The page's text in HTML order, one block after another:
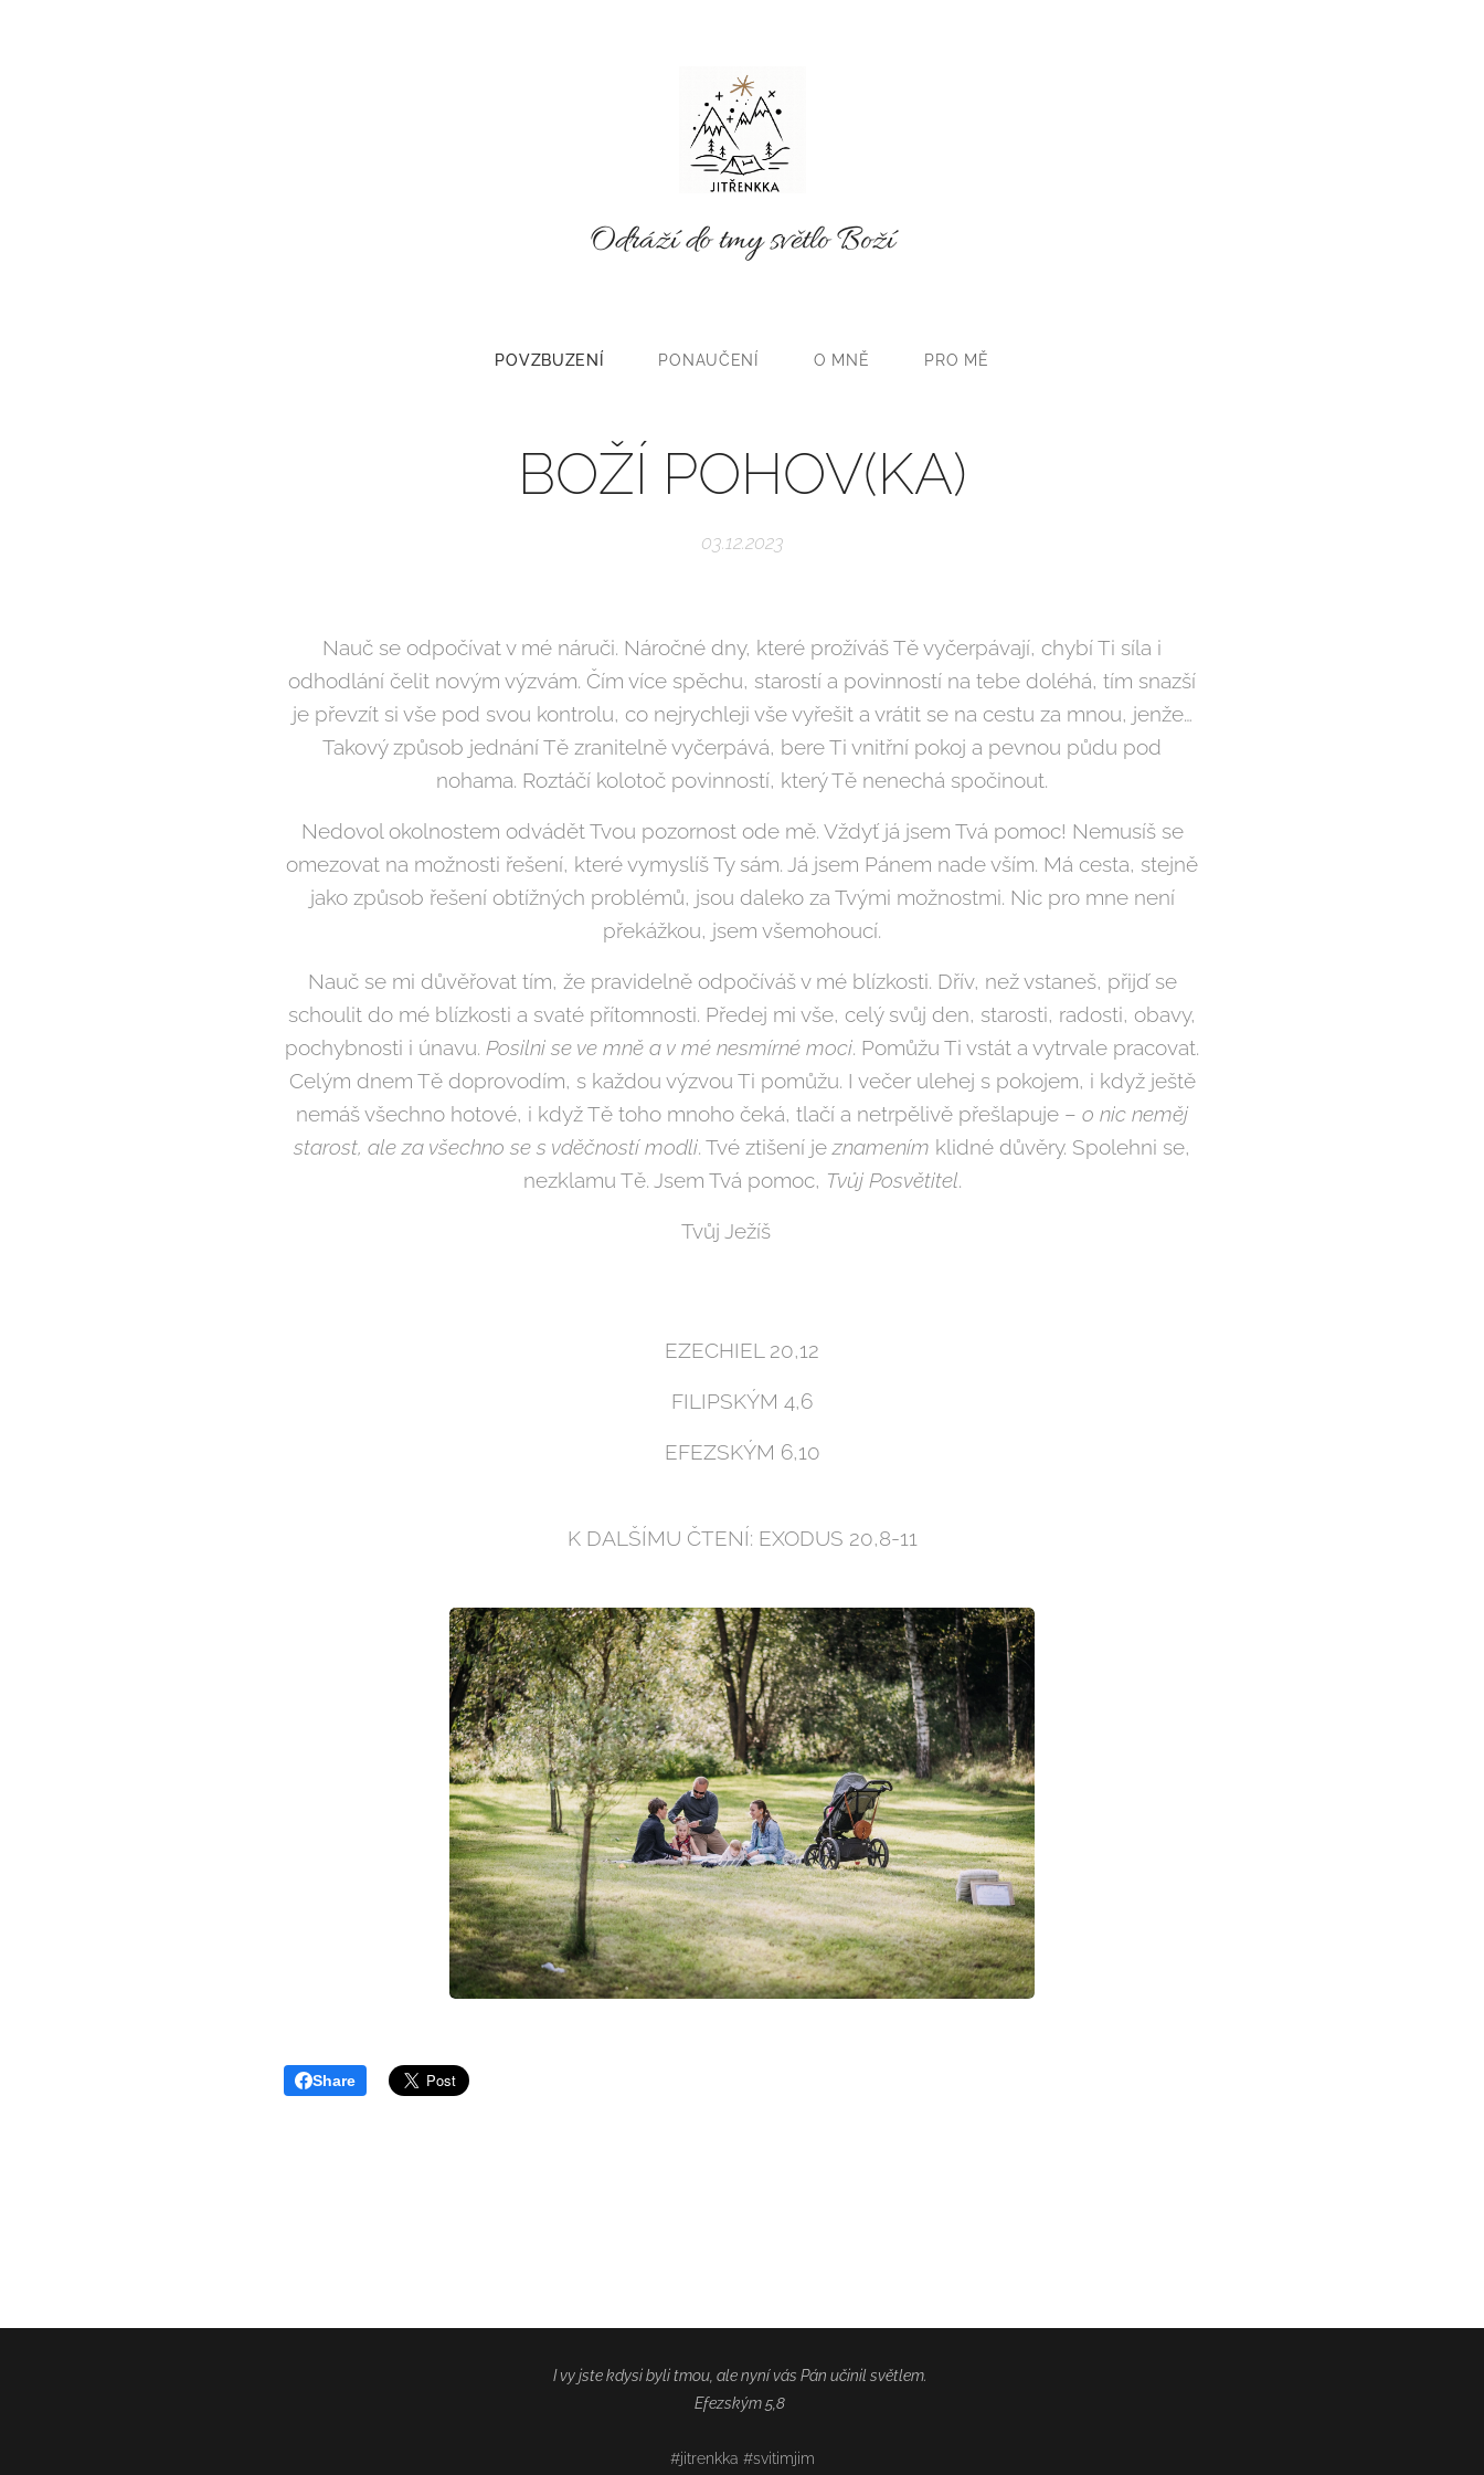
Odráží do tmy světlo Boží
POVZBUZENÍ PONAUČENÍ O MNĚ PRO MĚ
BOŽÍ POHOV(KA)
03.12.2023
Nauč se odpočívat v mé náruči. Náročné dny, které prožíváš Tě vyčerpávají, chybí Ti síla i
odhodlání čelit novým výzvám. Čím více spěchu, starostí a povinností na tebe doléhá, tím snazší
je převzít si vše pod svou kontrolu, co nejrychleji vše vyřešit a vrátit se na cestu za mnou, jenže…
Takový způsob jednání Tě zranitelně vyčerpává, bere Ti vnitřní pokoj a pevnou půdu pod
nohama. Roztáčí kolotoč povinností, který Tě nenechá spočinout.
Nedovol okolnostem odvádět Tvou pozornost ode mě. Vždyť já jsem Tvá pomoc! Nemusíš se
omezovat na možnosti řešení, které vymyslíš Ty sám. Já jsem Pánem nade vším. Má cesta, stejně
jako způsob řešení obtížných problémů, jsou daleko za Tvými možnostmi. Nic pro mne není
překážkou, jsem všemohoucí.
Nauč se mi důvěřovat tím, že pravidelně odpočíváš v mé blízkosti. Dřív, než vstaneš, přijď se
schoulit do mé blízkosti a svaté přítomnosti. Předej mi vše, celý svůj den, starosti, radosti, obavy,
pochybnosti i únavu. Posilni se ve mně a v mé nesmírné moci. Pomůžu Ti vstát a vytrvale pracovat.
Celým dnem Tě doprovodím, s každou výzvou Ti pomůžu. I večer ulehej s pokojem, i když ještě
nemáš všechno hotové, i když Tě toho mnoho čeká, tlačí a netrpělivě přešlapuje – o nic neměj
starost, ale za všechno se s vděčností modli. Tvé ztišení je znamením klidné důvěry. Spolehni se,
nezklamu Tě. Jsem Tvá pomoc, Tvůj Posvětitel.
Tvůj Ježíš 🖤
EZECHIEL 20,12
FILIPSKÝM 4,6
EFEZSKÝM 6,10
K DALŠÍMU ČTENÍ: EXODUS 20,8-11
Share
I vy jste kdysi byli tmou, ale nyní vás Pán učinil světlem.
Efezským 5,8
#jitrenkka #svitimjim